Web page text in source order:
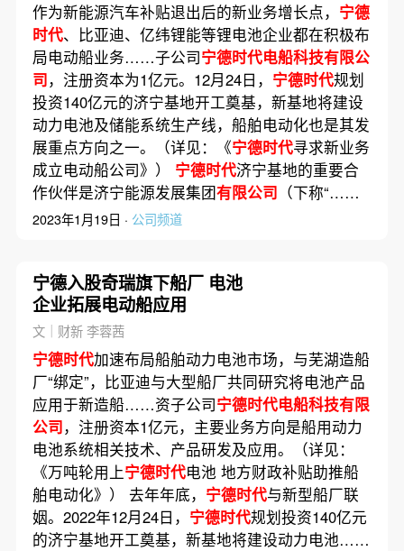
作为新能源汽车补贴退出后的新业务增长点， 宁德
时代、比亚迪、亿纬锂能等锂电池企业都在积极布
局电动船业务……子公司宁德时代电船科技有限公
司，注册资本为1亿元。12月24日， 宁德时代规划
投资140亿元的济宁基地开工奠基，新基地将建设
动力电池及储能系统生产线，船舶电动化也是其发
展重点方向之一。（详见：《宁德时代寻求新业务
成立电动船公司》） 宁德时代济宁基地的重要合
作伙伴是济宁能源发展集团有限公司 （下称“……
2023年1月19日 · 公司频道
宁德入股奇瑞旗下船厂 电池
企业拓展电动船应用
文｜财新 李蓉茜
宁德时代加速布局船舶动力电池市场，与芜湖造船
厂“绑定”，比亚迪与大型船厂共同研究将电池产品
应用于新造船……资子公司宁德时代电船科技有限
公司，注册资本1亿元，主要业务方向是船用动力
电池系统相关技术、产品研发及应用。（详见：
《万吨轮用上宁德时代电池 地方财政补贴助推船
舶电动化》） 去年年底， 宁德时代与新型船厂联
姻。2022年12月24日， 宁德时代规划投资140亿元
的济宁基地开工奠基，新基地将建设动力电池……